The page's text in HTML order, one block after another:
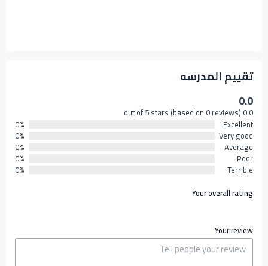
تقييم المدرسه
0.0
0.0 out of 5 stars (based on 0 reviews)
Excellent
0%
Very good
0%
Average
0%
Poor
0%
Terrible
0%
Your overall rating
Your review